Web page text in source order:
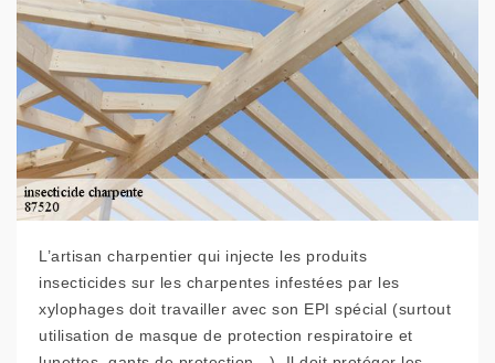
L’artisan charpentier qui injecte les produits
insecticides sur les charpentes infestées par les
xylophages doit travailler avec son EPI spécial (surtout
utilisation de masque de protection respiratoire et